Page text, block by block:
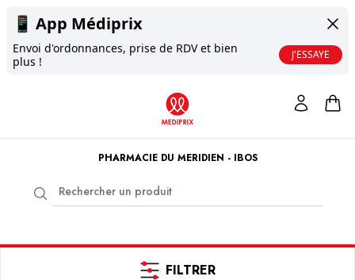
📱 App Médiprix
Envoi d'ordonnances, prise de RDV et bien
plus !
J'ESSAYE
PHARMACIE DU MERIDIEN - IBOS
FILTRER